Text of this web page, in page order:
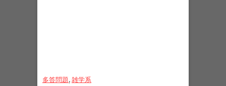
多答問題, 雑学系